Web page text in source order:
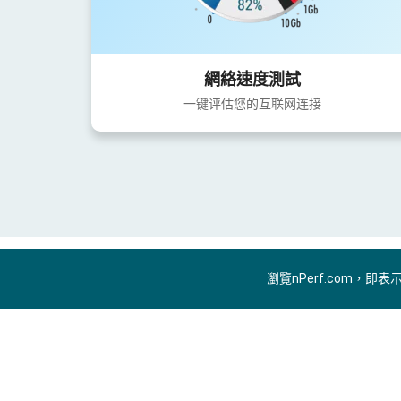
網絡速度測試
一键评估您的互联网连接
瀏覽nPerf.com，即表